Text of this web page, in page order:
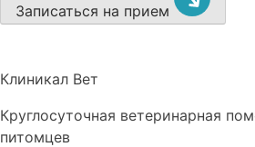
Записаться на прием
Клиникал Вет
Круглосуточная ветеринарная
питомцев